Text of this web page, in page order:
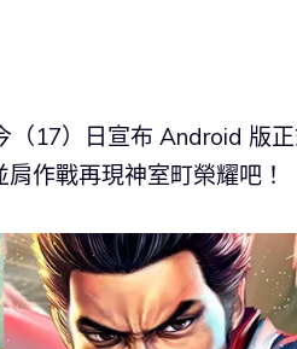
（17）日宣布 Android 版
作戰再現神室町榮耀吧！